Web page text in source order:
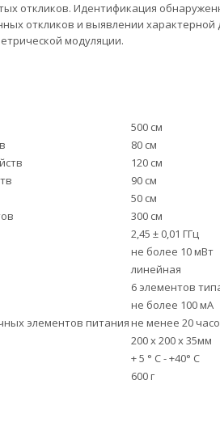
откликов. Идентификация
откликов и выявлении характерной
модуляции.
500 см
80 см
120 см
90 см
50 см
300 см
2,45 ± 0,01 ГГц
не более 10 мВт
линейная
6 элементов
не более 100 мА
элементов питанияне менее 20
200 х 200 х 35мм
+ 5 ° С - +40° С
600 г